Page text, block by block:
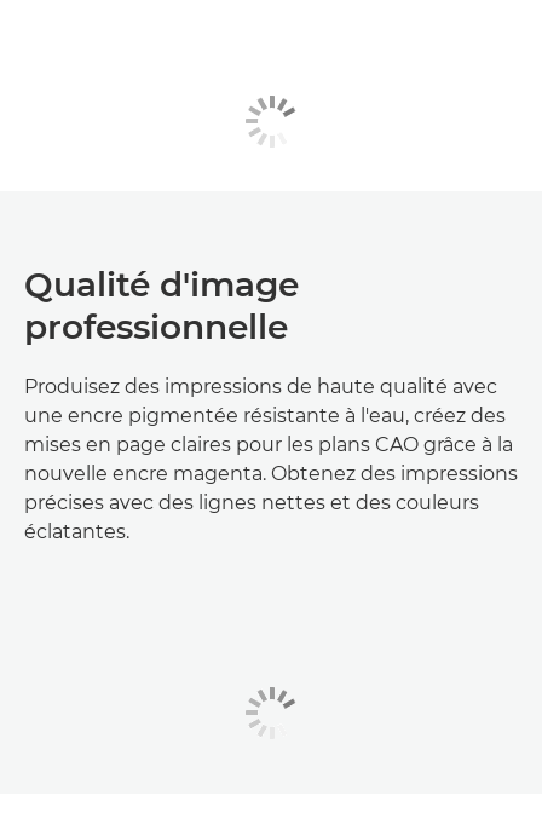
Qualité d'image
professionnelle
Produisez des impressions de haute qualité avec
une encre pigmentée résistante à l'eau, créez des
mises en page claires pour les plans CAO grâce à la
nouvelle encre magenta. Obtenez des impressions
précises avec des lignes nettes et des couleurs
éclatantes.